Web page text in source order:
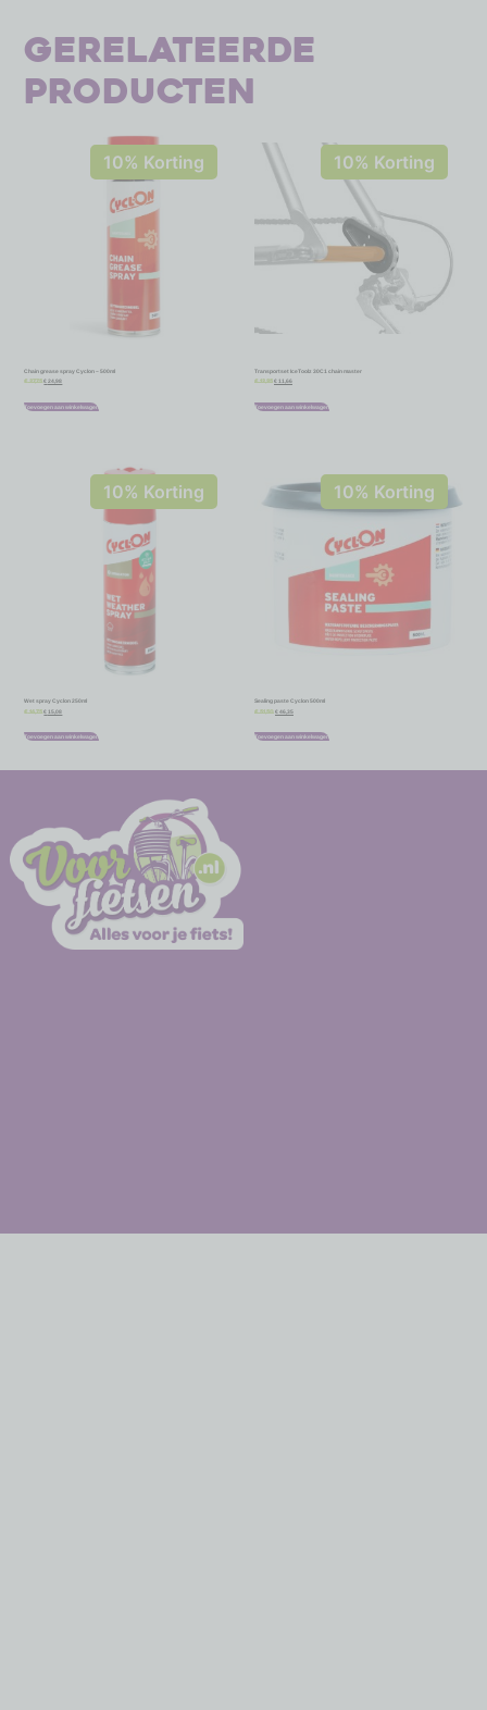
Gerelateerde
producten
10% Korting
Chain grease spray Cyclon – 500ml
€27,75 €24,98
Toevoegen aan winkelwagen
10% Korting
Transportset IceToolz 30C1 chain master
12,95 €11,66
Toevoegen aan winkelwagen
10% Korting
Wet spray Cyclon 250ml
€ 16,75 € 15,08
Toevoegen aan winkelwagen
10% Korting
Sealing paste Cyclon 500ml
€ 51,50 € 46,35
Toevoegen aan winkelwagen